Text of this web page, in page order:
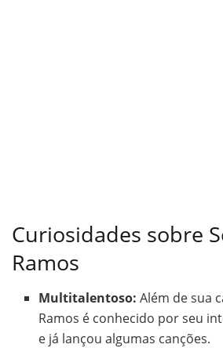
Curiosidades sobre
Ramos
Multitalentoso: Além de sua
Ramos é conhecido por seu
e já lançou algumas canções.